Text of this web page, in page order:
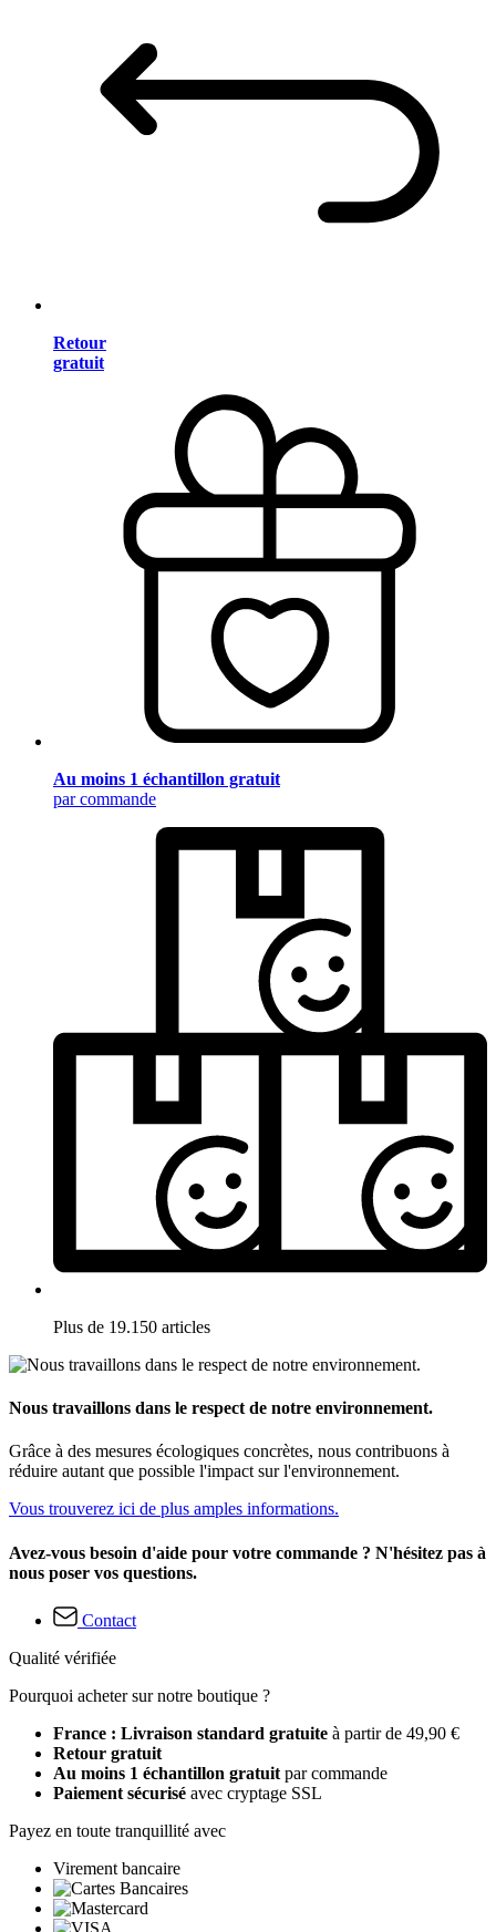
Retour
gratuit
Au moins 1 échantillon gratuit
par commande
Plus de 19.150 articles
Nous travaillons dans le respect de notre environnement.
Grâce à des mesures écologiques concrètes, nous contribuons à
réduire autant que possible l'impact sur l'environnement.
Vous trouverez ici de plus amples informations.
Avez-vous besoin d'aide pour votre commande ? N'hésitez pas à
nous poser vos questions.
Contact
Qualité vérifiée
Pourquoi acheter sur notre boutique ?
France : Livraison standard gratuite à partir de 49,90 €
Retour gratuit
Au moins 1 échantillon gratuit par commande
Paiement sécurisé avec cryptage SSL
Payez en toute tranquillité avec
Virement bancaire